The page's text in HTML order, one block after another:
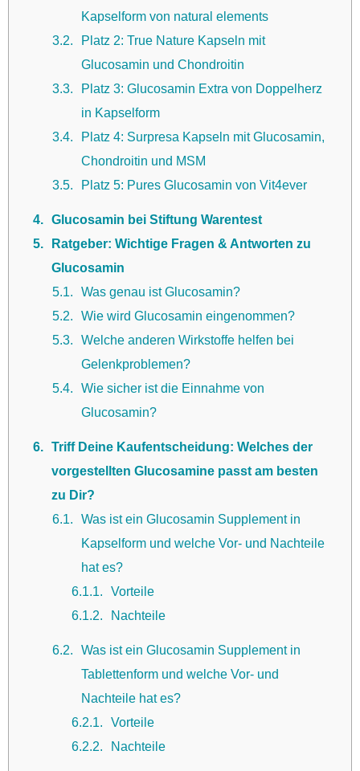
Kapselform von natural elements
3.2
Platz 2: True Nature Kapseln mit
Glucosamin und Chondroitin
3.3
Platz 3: Glucosamin Extra von Doppelherz
in Kapselform
3.4
Platz 4: Surpresa Kapseln mit Glucosamin,
Chondroitin und MSM
3.5
Platz 5: Pures Glucosamin von Vit4ever
4
Glucosamin bei Stiftung Warentest
5
Ratgeber: Wichtige Fragen & Antworten zu
Glucosamin
5.1
Was genau ist Glucosamin?
5.2
Wie wird Glucosamin eingenommen?
5.3
Welche anderen Wirkstoffe helfen bei
Gelenkproblemen?
5.4
Wie sicher ist die Einnahme von
Glucosamin?
6
Triff Deine Kaufentscheidung: Welches der
vorgestellten Glucosamine passt am besten
zu Dir?
6.1
Was ist ein Glucosamin Supplement in
Kapselform und welche Vor- und Nachteile
hat es?
6.1.1
Vorteile
6.1.2
Nachteile
6.2
Was ist ein Glucosamin Supplement in
Tablettenform und welche Vor- und
Nachteile hat es?
6.2.1
Vorteile
6.2.2
Nachteile